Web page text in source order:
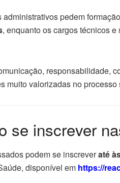
administrativos pedem
, enquanto os cargos técnicos
responsabilidade,
muito valorizadas no
se inscrever
podem se inscreveraté
disponível em https://